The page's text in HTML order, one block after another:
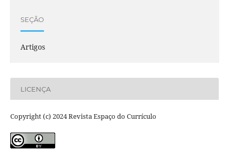
SEÇÃO
Artigos
LICENÇA
Copyright (c) 2024 Revista Espaço do Currículo